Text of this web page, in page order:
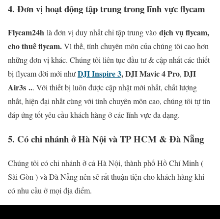
4. Đơn vị hoạt động tập trung trong lĩnh vực flycam
Flycam24h là đơn vị duy nhất chỉ tập trung vào dịch vụ flycam,
cho thuê flycam.Vì thế, tính chuyên môn của chúng tôi cao hơn
những đơn vị khác. Chúng tôi liên tục đầu tư & cập nhất các thiết
bị flycam đời mới nhưDJI Inspire 3,DJI Mavic 4 Pro, DJI
Air3s ... Với thiết bị luôn được cập nhật mới nhất, chất lượng
nhất, hiện đại nhất cùng với tính chuyên môn cao, chúng tôi tự tin
đáp ứng tốt yêu cầu khách hàng ở các lĩnh vực đa dạng.
5. Có chi nhánh ở Hà Nội và TP HCM & Đà Nẵng
Chúng tôi có chi nhánh ở cả Hà Nội, thành phố Hồ Chí Minh (
Sài Gòn ) và Đà Nẵng nên sẽ rất thuận tiện cho khách hàng khi
có nhu cầu ở mọi địa điểm.